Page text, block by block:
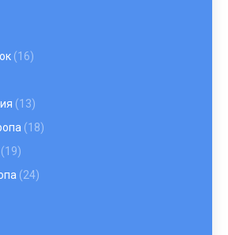
(16)
(13)
(18)
(19)
(24)